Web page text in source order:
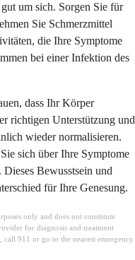
um sich. Sorgen Sie für
Sie Schmerzmittel
die Ihre Symptome
bei einer Infektion des
dass Ihr Körper
richtigen Unterstützung und
wieder normalisieren.
sich über Ihre Symptome
Bewusstsein und
für Ihre Genesung.
only and does not constitute
for diagnosis and treatment
911 or go to the nearest emergency